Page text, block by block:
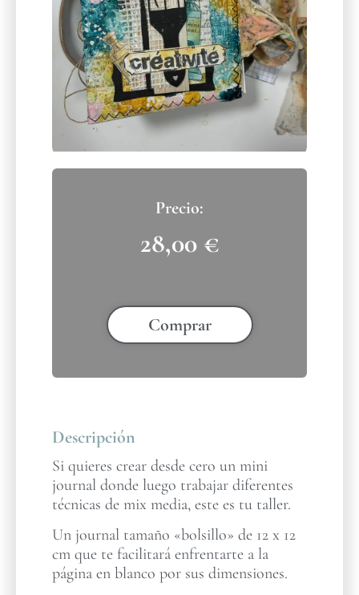
28,00 €
Comprar
Descripción
Si quieres crear desde cero un mini
journal donde luego trabajar diferentes
técnicas de mix media, este es tu taller.
Un journal tamaño «bolsillo» de 12 x 12
cm que te facilitará enfrentarte a la
página en blanco por sus dimensiones.